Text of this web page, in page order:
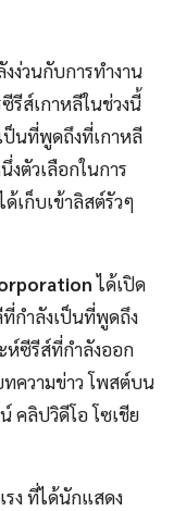
ง่วนกับการทำงาน
รีส์เกาหลีในช่วงนี้
ป็นที่พูดถึงที่เกาหลี
ตัวเลือกในการ
เก็บเข้าลิสต์รัวๆ
ได้เปิด
กำลังเป็นที่พูดถึง
ห์ซีรีส์ที่กำลังออก
ความข่าว โพสต์บน
คลิปวิดีโอ โซเชีย
ง ที่ได้นักแสดง